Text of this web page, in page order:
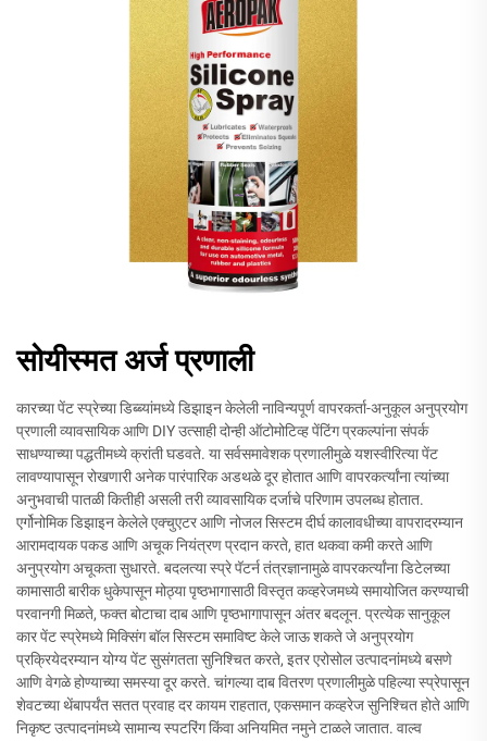
सोयीस्मत अर्ज प्रणाली
कारच्या पेंट स्प्रेच्या डिब्ब्यांमध्ये डिझाइन केलेली नाविन्यपूर्ण वापरकर्ता-अनुकूल अनुप्रयोग
प्रणाली व्यावसायिक आणि DIY उत्साही दोन्ही ऑटोमोटिव्ह पेंटिंग प्रकल्पांना संपर्क
साधण्याच्या पद्धतीमध्ये क्रांती घडवते. या सर्वसमावेशक प्रणालीमुळे यशस्वीरित्या पेंट
लावण्यापासून रोखणारी अनेक पारंपारिक अडथळे दूर होतात आणि वापरकर्त्यांना त्यांच्या
अनुभवाची पातळी कितीही असली तरी व्यावसायिक दर्जाचे परिणाम उपलब्ध होतात.
एर्गोनोमिक डिझाइन केलेले एक्चुएटर आणि नोजल सिस्टम दीर्घ कालावधीच्या वापरादरम्यान
आरामदायक पकड आणि अचूक नियंत्रण प्रदान करते, हात थकवा कमी करते आणि
अनुप्रयोग अचूकता सुधारते. बदलत्या स्प्रे पॅटर्न तंत्रज्ञानामुळे वापरकर्त्यांना डिटेलच्या
कामासाठी बारीक धुकेपासून मोठ्या पृष्ठभागासाठी विस्तृत कव्हरेजमध्ये समायोजित करण्याची
परवानगी मिळते, फक्त बोटाचा दाब आणि पृष्ठभागापासून अंतर बदलून. प्रत्येक सानुकूल
कार पेंट स्प्रेमध्ये मिक्सिंग बॉल सिस्टम समाविष्ट केले जाऊ शकते जे अनुप्रयोग
प्रक्रियेदरम्यान योग्य पेंट सुसंगतता सुनिश्चित करते, इतर एरोसोल उत्पादनांमध्ये बसणे
आणि वेगळे होण्याच्या समस्या दूर करते. चांगल्या दाब वितरण प्रणालीमुळे पहिल्या स्प्रेपासून
शेवटच्या थेंबापर्यंत सतत प्रवाह दर कायम राहतात, एकसमान कव्हरेज सुनिश्चित होते आणि
निकृष्ट उत्पादनांमध्ये सामान्य स्पटरिंग किंवा अनियमित नमुने टाळले जातात. वाल्व